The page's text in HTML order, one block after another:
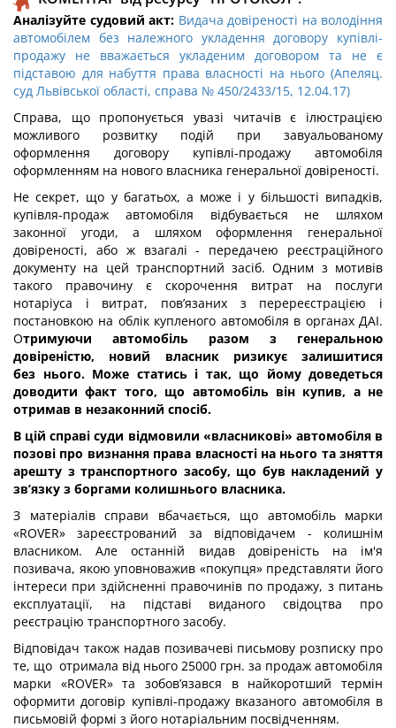
Аналізуйте судовий акт: Видача довіреності на володіння
автомобілем без належного укладення договору купівлі-
продажу не вважається укладеним договором та не є
підставою для набуття права власності на нього (Апеляц.
суд Львівської області, справа № 450/2433/15, 12.04.17)
Справа, що пропонується увазі читачів є ілюстрацією
можливого розвитку подій при завуальованому
оформлення договору купівлі-продажу автомобіля
оформленням на нового власника генеральної довіреності.
Не секрет, що у багатьох, а може і у більшості випадків,
купівля-продаж автомобіля відбувається не шляхом
законної угоди, а шляхом оформлення генеральної
довіреності, або ж взагалі - передачею реєстраційного
документу на цей транспортний засіб. Одним з мотивів
такого правочину є скорочення витрат на послуги
нотаріуса і витрат, пов’язаних з перереєстрацією і
постановкою на облік купленого автомобіля в органах ДАІ.
Отримуючи автомобіль разом з генеральною
довіреністю, новий власник ризикує залишитися
без нього. Може статись і так, що йому доведеться
доводити факт того, що автомобіль він купив, а не
отримав в незаконний спосіб.
В цій справі суди відмовили «власникові» автомобіля в
позові про визнання права власності на нього та зняття
арешту з транспортного засобу, що був накладений у
зв’язку з боргами колишнього власника.
З матеріалів справи вбачається, що автомобіль марки
«ROVER» зареєстрований за відповідачем - колишнім
власником. Але останній видав довіреність на ім'я
позивача, якою уповноважив «покупця» представляти його
інтереси при здійсненні правочинів по продажу, з питань
експлуатації, на підставі виданого свідоцтва про
реєстрацію транспортного засобу.
Відповідач також надав позивачеві письмову розписку про
те, що отримала від нього 25000 грн. за продаж автомобіля
марки «ROVER» та зобов’язався в найкоротший термін
оформити договір купівлі-продажу вказаного автомобіля в
письмовій формі з його нотаріальним посвідченням.